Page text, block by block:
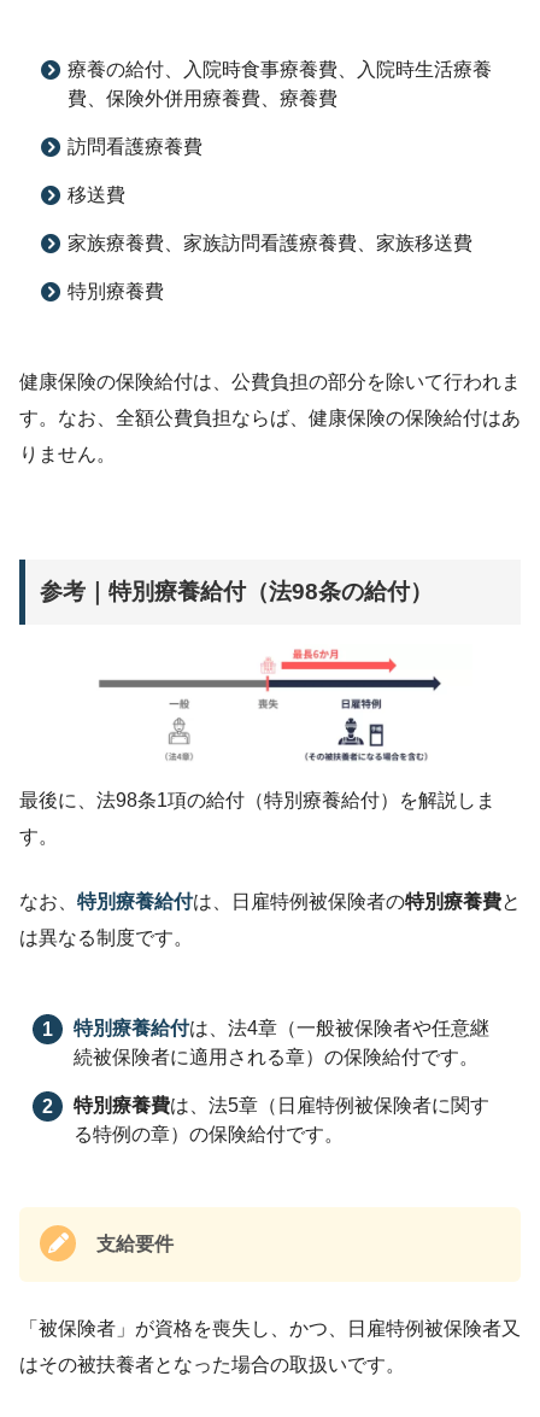
療養の給付、入院時食事療養費、入院時生活療養
費、保険外併用療養費、療養費
訪問看護療養費
移送費
家族療養費、家族訪問看護療養費、家族移送費
特別療養費
健康保険の保険給付は、公費負担の部分を除いて行われま
す。なお、全額公費負担ならば、健康保険の保険給付はあ
りません。
参考｜特別療養給付（法98条の給付）
最後に、法98条1項の給付（特別療養給付）を解説しま
す。
なお、 特別療養給付は、日雇特例被保険者の特別療養費と
は異なる制度です。
特別療養給付は、法4章（一般被保険者や任意継
続被保険者に適用される章）の保険給付です。
特別療養費は、法5章（日雇特例被保険者に関す
る特例の章）の保険給付です。
支給要件
「被保険者」が資格を喪失し、かつ、日雇特例被保険者又
はその被扶養者となった場合の取扱いです。